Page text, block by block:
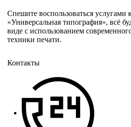
Спешите воспользоваться услугами
«Универсальная типография», всё
виде с использованием
техники печати.
Контакты